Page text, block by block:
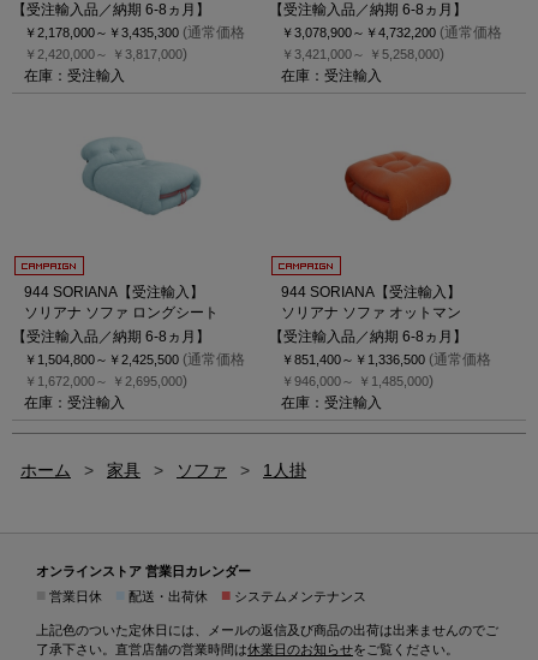
【受注輸入品／納期 6-8ヵ月】
￥2,178,000～ ￥3,435,300 (通常価格
￥2,420,000～ ￥3,817,000)
在庫：受注輸入
【受注輸入品／納期 6-8ヵ月】
￥3,078,900～ ￥4,732,200 (通常価格
￥3,421,000～ ￥5,258,000)
在庫：受注輸入
944 SORIANA【受注輸入】
ソリアナ ソファ ロングシート
【受注輸入品／納期 6-8ヵ月】
￥1,504,800～ ￥2,425,500 (通常価格
￥1,672,000～ ￥2,695,000)
在庫：受注輸入
944 SORIANA【受注輸入】
ソリアナ ソファ オットマン
【受注輸入品／納期 6-8ヵ月】
￥851,400～ ￥1,336,500 (通常価格
￥946,000～ ￥1,485,000)
在庫：受注輸入
ホーム > 家具 > ソファ > 1人掛
オンラインストア 営業日カレンダー
営業日休 配送・出荷休 ■ システムメンテナンス
上記色のついた定休日には、メールの返信及び商品の出荷は出来ませんのでご
了承下さい。直営店舗の営業時間は休業日のお知らせをご覧ください。